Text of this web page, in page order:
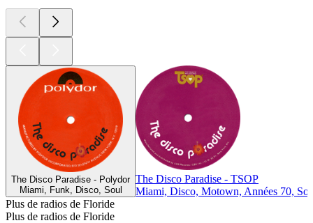
The Disco Paradise - Polydor
Miami, Funk, Disco, Soul
The Disco Paradise - TSOP
Miami, Disco, Motown, Années 70,
Plus de radios de Floride
Plus de radios de Floride